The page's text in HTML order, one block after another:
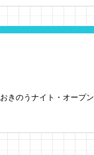
おきのうナイト・オープ